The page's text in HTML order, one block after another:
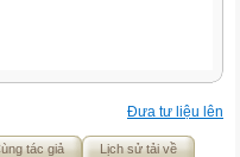
Đưa tư liệu lên
tác giả Lịch sử tải về